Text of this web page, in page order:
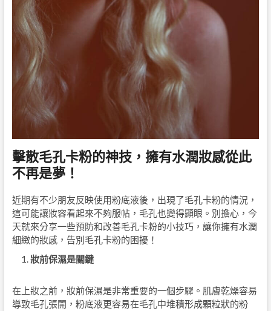
擊散毛孔卡粉的神技，擁有水潤妝感從此
不再是夢！
近期有不少朋友反映使用粉底液後，出現了毛孔卡粉的情況，
這可能讓妝容看起來不夠服帖，毛孔也變得顯眼。別擔心，今
天就來分享一些預防和改善毛孔卡粉的小技巧，讓你擁有水潤
細緻的妝感，告別毛孔卡粉的困擾！
妝前保濕是關鍵
在上妝之前，妝前保濕是非常重要的一個步驟。肌膚乾燥容易
導致毛孔張開，粉底液更容易在毛孔中堆積形成顆粒狀的粉